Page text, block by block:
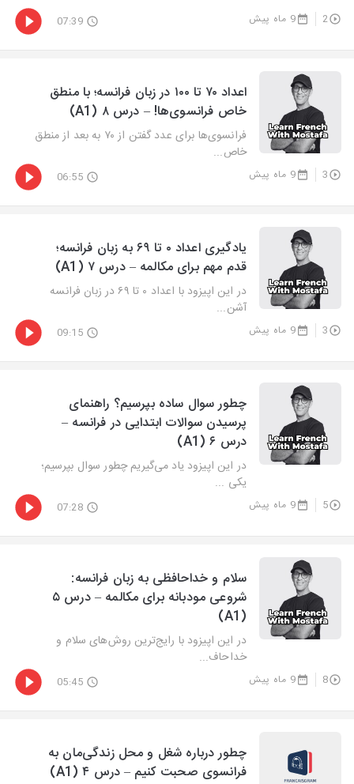
2 9 ماه پیش 07:39
اعداد ۷۰ تا ۱۰۰ در زبان فرانسه؛ با منطق
خاص فرانسوی‌ها! – درس ۸ (A1)
فرانسوی‌ها برای عدد گفتن از ۷۰ به بعد از منطق
خاص...
3 9 ماه پیش 06:55
یادگیری اعداد ۰ تا ۶۹ به زبان فرانسه؛
قدم مهم برای مکالمه – درس ۷ (A1)
در این اپیزود با اعداد ۰ تا ۶۹ در زبان فرانسه
آشن...
3 9 ماه پیش 09:15
چطور سوال ساده بپرسیم؟ راهنمای
پرسیدن سوالات ابتدایی در فرانسه –
درس ۶ (A1)
در این اپیزود یاد می‌گیریم چطور سوال بپرسیم؛
یکی ...
5 9 ماه پیش 07:28
سلام و خداحافظی به زبان فرانسه:
شروعی مودبانه برای مکالمه – درس ۵
(A1)
در این اپیزود با رایج‌ترین روش‌های سلام‌ و
خداحاف...
8 9 ماه پیش 05:45
چطور درباره شغل و محل زندگی‌مان به
فرانسوی صحبت کنیم – درس ۴ (A1)